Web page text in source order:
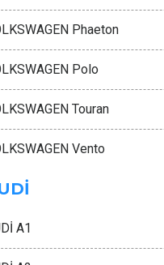
Phaeton
Polo
Touran
Vento
A1